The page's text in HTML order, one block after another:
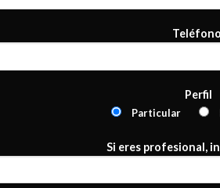
Perfil
Particular
Si eres profesional,